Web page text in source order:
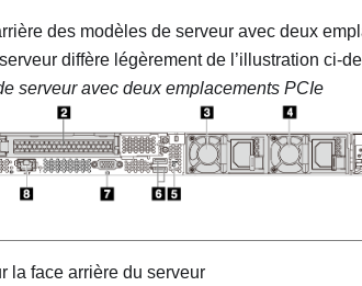
des modèles de serveur avec deux
diffère légèrement de l’illustration ci-
serveur avec deux emplacements PCIe
la face arrière du serveur